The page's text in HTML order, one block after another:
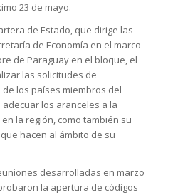
23 de mayo.
de Estado, que dirige las
de Economía en el marco
de Paraguay en el bloque, el
las solicitudes de
los países miembros del
los aranceles a la
la región, como también su
hacen al ámbito de su
desarrolladas en marzo
la apertura de códigos